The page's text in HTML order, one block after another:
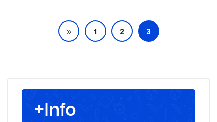
1 2 3
+Info